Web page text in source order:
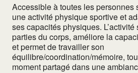
Accessible à toutes les personnes
une activité physique sportive et
ses capacités physiques.
parties du corps, améliore la
et permet de travailler son
équilibre/coordination/mémoire,
moment partagé dans une